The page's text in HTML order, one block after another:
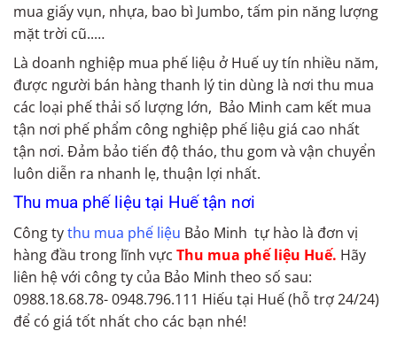
mua giấy vụn, nhựa, bao bì Jumbo, tấm pin năng lượng
mặt trời cũ..…
Là doanh nghiệp mua phế liệu ở Huế uy tín nhiều năm,
được người bán hàng thanh lý tin dùng là nơi thu mua
các loại phế thải số lượng lớn, Bảo Minh cam kết mua
tận nơi phế phẩm công nghiệp phế liệu giá cao nhất
tận nơi. Đảm bảo tiến độ tháo, thu gom và vận chuyển
luôn diễn ra nhanh lẹ, thuận lợi nhất.
Thu mua phế liệu tại Huế tận nơi
Công tythu mua phế liệu Bảo Minh tự hào là đơn vị
hàng đầu trong lĩnh vực Thu mua phế liệu Huế. Hãy
liên hệ với công ty của Bảo Minh theo số sau:
0988.18.68.78- 0948.796.111 Hiếu tại Huế (hỗ trợ 24/24)
để có giá tốt nhất cho các bạn nhé!